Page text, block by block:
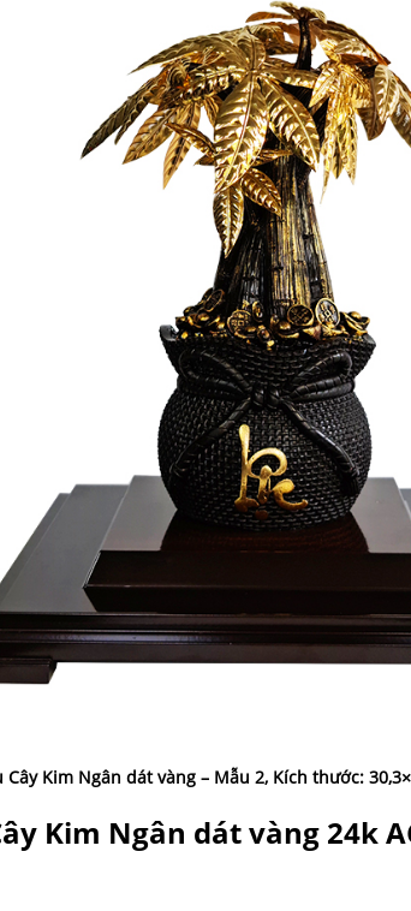
Kim Ngân dát vàng – Mẫu 2, Kích thước:
Kim Ngân dát vàng 24k